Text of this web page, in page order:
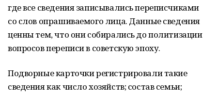
где все сведения записывались переписчиками
со слов опрашиваемого лица. Данные сведения
ценны тем, что они собирались до политизации
вопросов переписи в советскую эпоху.
Подворные карточки регистрировали такие
сведения как число хозяйств; состав семьи;